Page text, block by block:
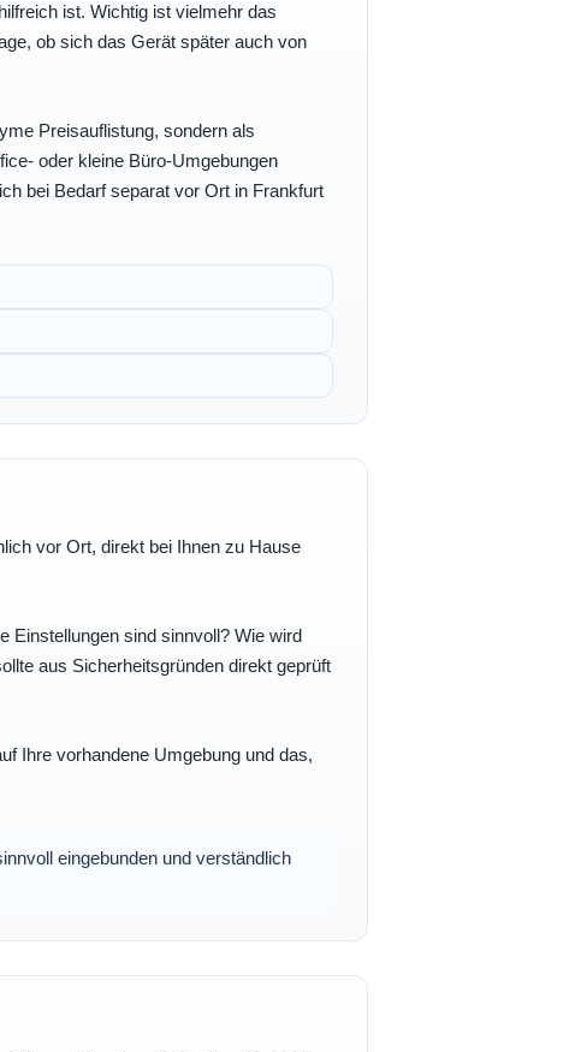
ist. Wichtig ist vielmehr das
ob sich das Gerät später auch von
Preisauflistung, sondern als
oder kleine Büro-Umgebungen
bei Bedarf separat vor Ort in Frankfurt
vor Ort, direkt bei Ihnen zu Hause
Einstellungen sind sinnvoll? Wie wird
aus Sicherheitsgründen direkt geprüft
Ihre vorhandene Umgebung und das,
eingebunden und verständlich